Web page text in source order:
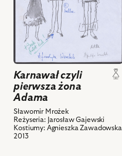
Adama,
Projekt:
kostium
Lilith
i
powiązanych
z
nim
obiektów
Karnawał czyli
pierwsza żona
Adama
Sławomir Mrożek
Reżyseria: Jarosław Gajewski
Kostiumy: Agnieszka Zawadowska
2013